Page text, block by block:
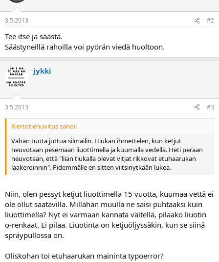
3.5.2013 #2
Tee itse ja säästä.
Säästyneillä rahoilla voi pyörän viedä huoltoon.
jykki
3.5.2013 #3
Kiertotiehuvitus sanoi:
Vähän tuota juttua silmäilin. Hiukan ihmettelen, kun ketjut
neuvotaan pesemään liuottimella ja kuumalla vedellä. Heti perään
neuvotaan, että "liian tiukalla olevat vitjat rikkovat etuhaarukan
laakeroinnin". Pidemmälle en sitten viitsinytkään lukea.
Niin, olen pessyt ketjut liuottimella 15 vuotta, kuumaa vettä ei
ole ollut saatavilla. Millähän muulla ne saisi puhtaaksi kuin
liuottimella? Nyt ei varmaan kannata väitellä, pilaako liuotin
o-renkaat. Ei pilaa. Liuotinta on ketjuöljyssäkin, kun se siinä
spräypullossa on.
Oliskohan toi etuhaarukan maininta typoerror?